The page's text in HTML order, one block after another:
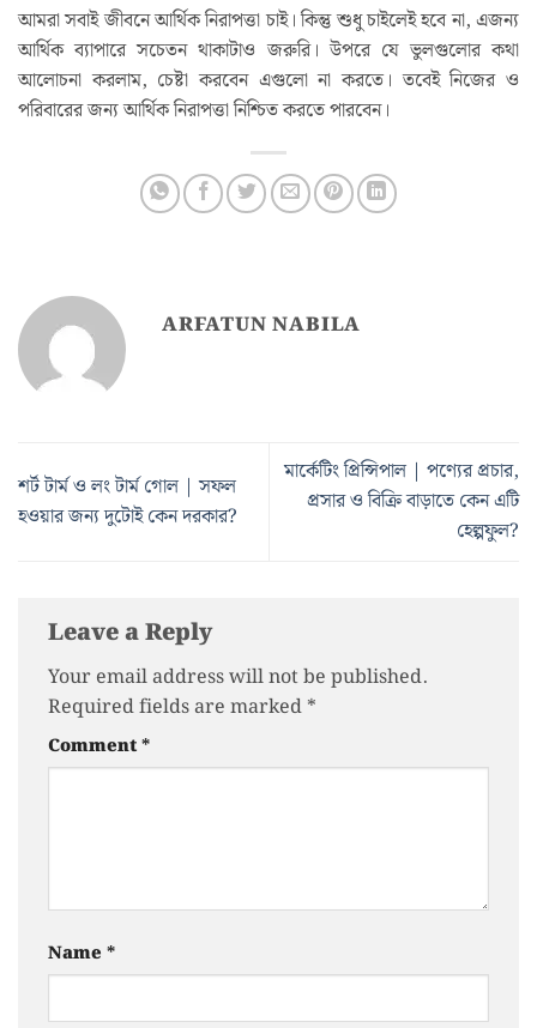
আমরা সবাই জীবনে আর্থিক নিরাপত্তা চাই। কিন্তু শুধু চাইলেই হবে না, এজন্য
আর্থিক ব্যাপারে সচেতন থাকাটাও জরুরি। উপরে যে ভুলগুলোর কথা
আলোচনা করলাম, চেষ্টা করবেন এগুলো না করতে। তবেই নিজের ও
পরিবারের জন্য আর্থিক নিরাপত্তা নিশ্চিত করতে পারবেন।
ARFATUN NABILA
শর্ট টার্ম ও লং টার্ম গোল | সফল
হওয়ার জন্য দুটোই কেন দরকার?
মার্কেটিং প্রিন্সিপাল | পণ্যের প্রচার,
প্রসার ও বিক্রি বাড়াতে কেন এটি
হেল্পফুল?
Leave a Reply
Your email address will not be published.
Required fields are marked *
Comment*
Name *